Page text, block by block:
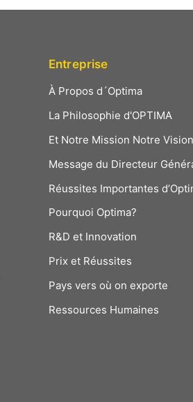
Entreprise
À Propos d´Optima
La Philosophie d'OPTIMA
Et Notre Mission Notre Vision
Message du Directeur
Réussites Importantes
Pourquoi Optima?
R&D et Innovation
Prix et Réussites
Pays vers où on exporte
Ressources Humaines